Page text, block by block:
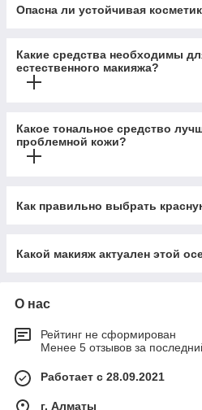
Опасна ли устойчивая
Какие средства необходимы
естественного макияжа?
Какое тональное средство
проблемной кожи?
Как правильно выбрать
Какой макияж актуален этой
О нас
Рейтинг не сформирован
Менее 5 отзывов за
Работает с 28.09.2021
г. Алматы